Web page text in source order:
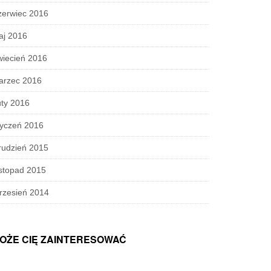
2016
2016
2016
2016
2016
2016
2015
2015
2014
CIĘ ZAINTERESOWAĆ